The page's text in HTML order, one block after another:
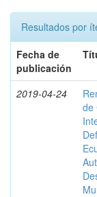
Resultados por
Fecha de
publicación
2019-04-24
de